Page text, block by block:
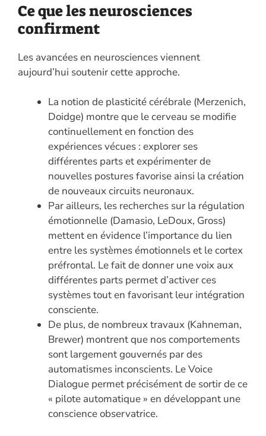
Ce que les neurosciences
confirment
Les avancées en neurosciences viennent
aujourd’hui soutenir cette approche.
La notion de plasticité cérébrale (Merzenich,
Doidge) montre que le cerveau se modifie
continuellement en fonction des
expériences vécues : explorer ses
différentes parts et expérimenter de
nouvelles postures favorise ainsi la création
de nouveaux circuits neuronaux.
Par ailleurs, les recherches sur la régulation
émotionnelle (Damasio, LeDoux, Gross)
mettent en évidence l’importance du lien
entre les systèmes émotionnels et le cortex
préfrontal. Le fait de donner une voix aux
différentes parts permet d’activer ces
systèmes tout en favorisant leur intégration
consciente.
De plus, de nombreux travaux (Kahneman,
Brewer) montrent que nos comportements
sont largement gouvernés par des
automatismes inconscients. Le Voice
Dialogue permet précisément de sortir de ce
« pilote automatique » en développant une
conscience observatrice.